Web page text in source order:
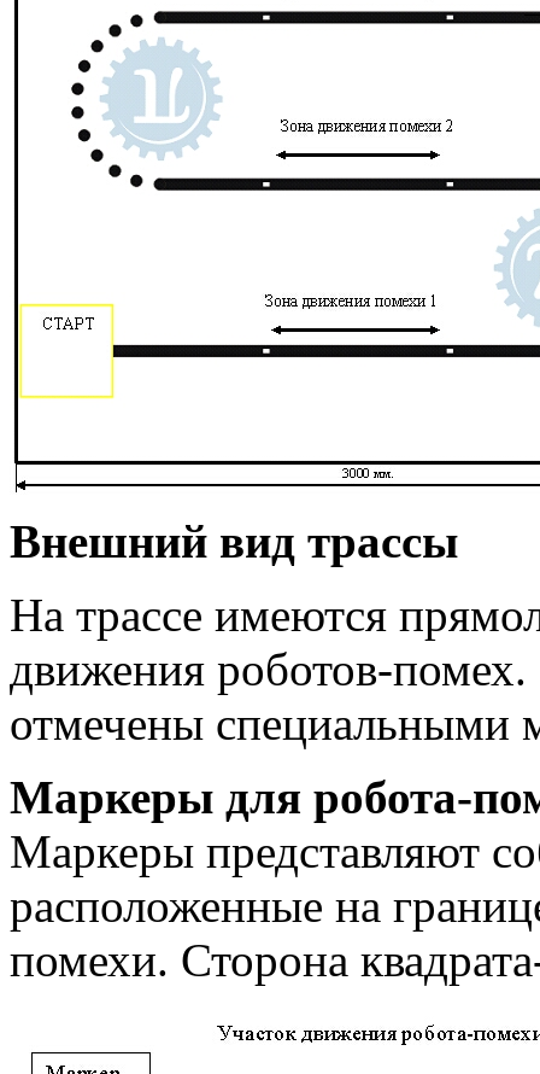
Внешний вид трассы
На трассе имеются
движения роботов-
отмечены специальными
Маркеры для робота-
Маркеры представляют
расположенные на
помехи. Сторона